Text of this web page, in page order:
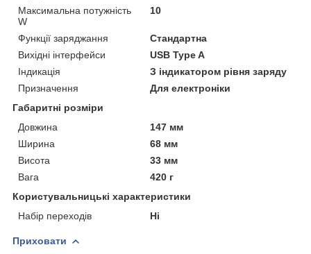
Максимальна потужність
W
10
Функції заряджання
Стандартна
Вихідні інтерфейси
USB Type A
Індикація
З індикатором рівня заряду
Призначення
Для електроніки
Габаритні розміри
Довжина
147 мм
Ширина
68 мм
Висота
33 мм
Вага
420 г
Користувальницькі характеристики
Набір переходів
Ні
Приховати